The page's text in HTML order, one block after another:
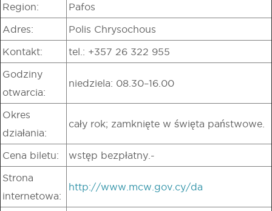
Region: Pafos
Adres: Polis Chrysochous
Kontakt: tel.: +357 26 322 955
Godziny
otwarcia:
niedziela: 08.30–16.00
Okres
działania:
cały rok; zamknięte w święta państwowe.
Cena biletu: wstęp bezpłatny.-
Strona
internetowa:
http://www.mcw.gov.cy/da